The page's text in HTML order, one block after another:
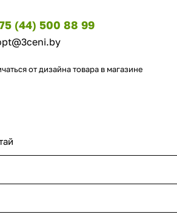
(44) 500 88 99
от дизайна товара в магазине